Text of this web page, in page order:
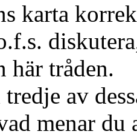
karta
här tråden.
av
menar du